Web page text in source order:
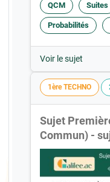
QCM Suites
Probabilités
Voir le sujet
1ère TECHNO
Sujet
Commun) -
Corrigé &